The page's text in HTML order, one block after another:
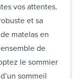
vos attentes.
et sa
matelas en
de
le sommier
sommeil